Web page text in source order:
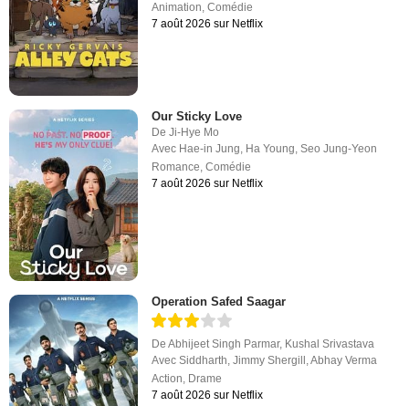
Animation,Comédie
7 août 2026 sur Netflix
Our Sticky Love
DeJi-Hye Mo
Avec Hae-in Jung Ha Young ,Seo Jung-Yeon
Romance ,Comédie
7 août 2026 sur Netflix
Operation Safed Saagar
DeAbhijeet Singh Parmar, Kushal Srivastava
AvecSiddharth,Jimmy Shergill ,Abhay Verma
Action, Drame
7 août 2026 sur Netflix